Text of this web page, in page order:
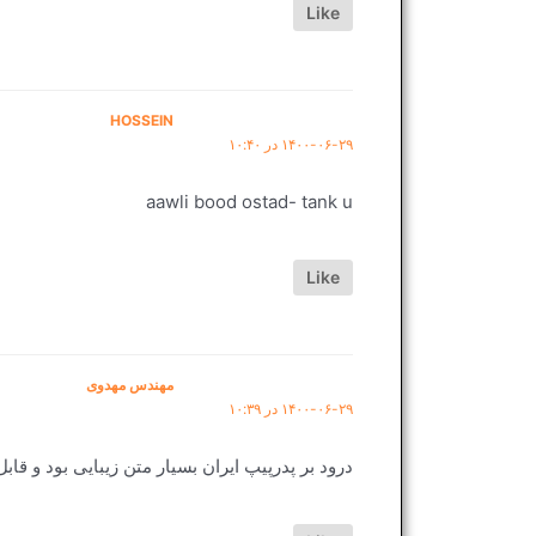
Like
HOSSEIN
۱۴۰۰-۰۶-۲۹ در ۱۰:۴۰
aawli bood ostad- tank u
Like
مهندس مهدوی
۱۴۰۰-۰۶-۲۹ در ۱۰:۳۹
درود بر پدرپیپ ایران بسیار متن زیبایی بود و